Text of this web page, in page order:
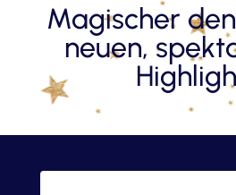
Magischer
neuen,